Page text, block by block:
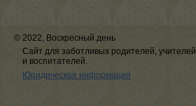
© 2022, Воскресный день
Сайт для заботливых родителей, учителей
и воспитателей.
Юридическая информация